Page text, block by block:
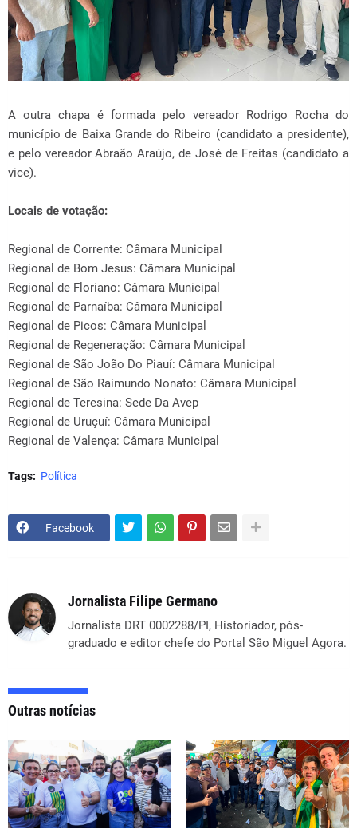
A outra chapa é formada pelo vereador Rodrigo Rocha do
município de Baixa Grande do Ribeiro (candidato a presidente),
e pelo vereador Abraão Araújo, de José de Freitas (candidato a
vice).
Locais de votação:
Regional de Corrente: Câmara Municipal
Regional de Bom Jesus: Câmara Municipal
Regional de Floriano: Câmara Municipal
Regional de Parnaíba: Câmara Municipal
Regional de Picos: Câmara Municipal
Regional de Regeneração: Câmara Municipal
Regional de São João Do Piauí: Câmara Municipal
Regional de São Raimundo Nonato: Câmara Municipal
Regional de Teresina: Sede Da Avep
Regional de Uruçuí: Câmara Municipal
Regional de Valença: Câmara Municipal
Tags: Política
Facebook
Jornalista Filipe Germano
Jornalista DRT 0002288/PI, Historiador, pós-
graduado e editor chefe do Portal São Miguel Agora.
Outras notícias